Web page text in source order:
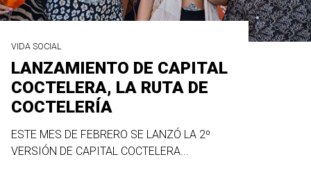
VIDA SOCIAL
LANZAMIENTO DE CAPITAL
COCTELERA, LA RUTA DE
COCTELERÍA
ESTE MES DE FEBRERO SE LANZÓ LA 2º
VERSIÓN DE CAPITAL COCTELERA...